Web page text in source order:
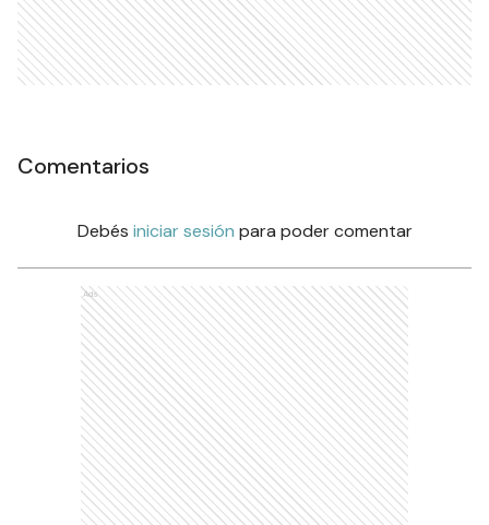
Comentarios
Debés iniciar sesión para poder comentar
Ads